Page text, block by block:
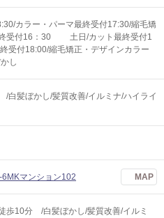
カラー・パーマ最終受付17:30/縮毛矯
終受付16：30 土日/カット最終受付1
受付18:00/縮毛矯正・デザインカラー
し
白髪ぼかし/髪質改善/イルミナ/ハイライ
マンション102 MAP
歩10分 /白髪ぼかし/髪質改善/イルミ